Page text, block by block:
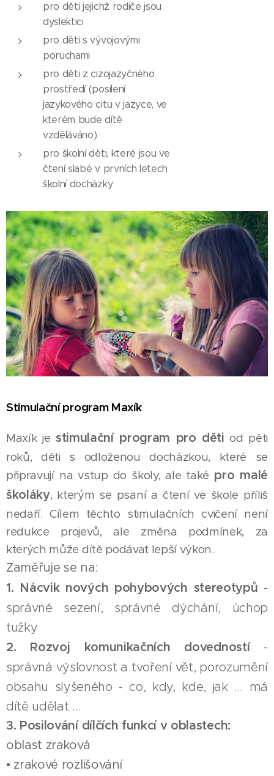
pro děti jejichž rodiče jsou
dyslektici
pro děti s vývojovými
poruchami
pro děti z cizojazyčného
prostředí (posílení
jazykového citu v jazyce, ve
kterém bude dítě
vzděláváno)
pro školní děti, které jsou ve
čtení slabé v prvních letech
školní docházky
Stimulační program Maxík
Maxík je stimulační program pro děti od pěti
roků, děti s odloženou docházkou, které se
připravují na vstup do školy, ale také pro malé
školáky, kterým se psaní a čtení ve škole příliš
nedaří. Cílem těchto stimulačních cvičení není
redukce projevů, ale změna podmínek, za
kterých může dítě podávat lepší výkon.
Zaměřuje se na:
1. Nácvik nových pohybových stereotypů -
správné sezení, správné dýchání, úchop
tužky
2. Rozvoj komunikačních dovedností-
správná výslovnost a tvoření vět, porozumění
obsahu slyšeného - co, kdy, kde, jak ... má
dítě udělat ...
3. Posilování dílčích funkcí v oblastech:
oblast zraková
• zrakové rozlišování